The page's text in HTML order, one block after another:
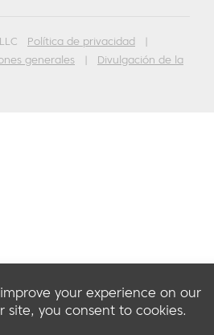
Política de privacidad
generales
Divulgación de la